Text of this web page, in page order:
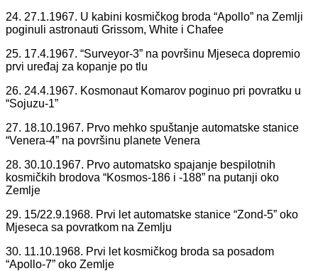
24. 27.1.1967. U kabini kosmičkog broda “Apollo” na Zemlji
poginuli astronauti Grissom, White i Chafee
25. 17.4.1967. “Surveyor-3” na površinu Mjeseca dopremio
prvi uređaj za kopanje po tlu
26. 24.4.1967. Kosmonaut Komarov poginuo pri povratku u
“Sojuzu-1”
27. 18.10.1967. Prvo mehko spuštanje automatske stanice
“Venera-4” na površinu planete Venera
28. 30.10.1967. Prvo automatsko spajanje bespilotnih
kosmičkih brodova “Kosmos-186 i -188” na putanji oko
Zemlje
29. 15/22.9.1968. Prvi let automatske stanice “Zond-5” oko
Mjeseca sa povratkom na Zemlju
30. 11.10.1968. Prvi let kosmičkog broda sa posadom
“Apollo-7” oko Zemlje